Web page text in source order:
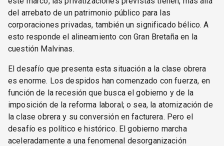
del arrebato de un patrimonio público para las
corporaciones privadas, también un significado bélico. A
esto responde el alineamiento con Gran Bretaña en la
cuestión Malvinas.
El desafío que presenta esta situación a la clase obrera
es enorme. Los despidos han comenzado con fuerza, en
función de la recesión que busca el gobierno y de la
imposición de la reforma laboral; o sea, la atomización de
la clase obrera y su conversión en facturera. Pero el
desafío es político e histórico. El gobierno marcha
aceleradamente a una fenomenal desorganización